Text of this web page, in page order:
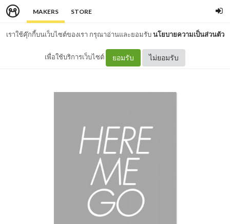
MAKERS STORE
เราใช้คุ๊กกี้บนเว็บไซต์ของเรา กรุณาอ่านและยอมรับนโยบายความเป็นส่วนตัว
เพื่อใช้บริการเว็บไซต์ ยอมรับ ไม่ยอมรับ